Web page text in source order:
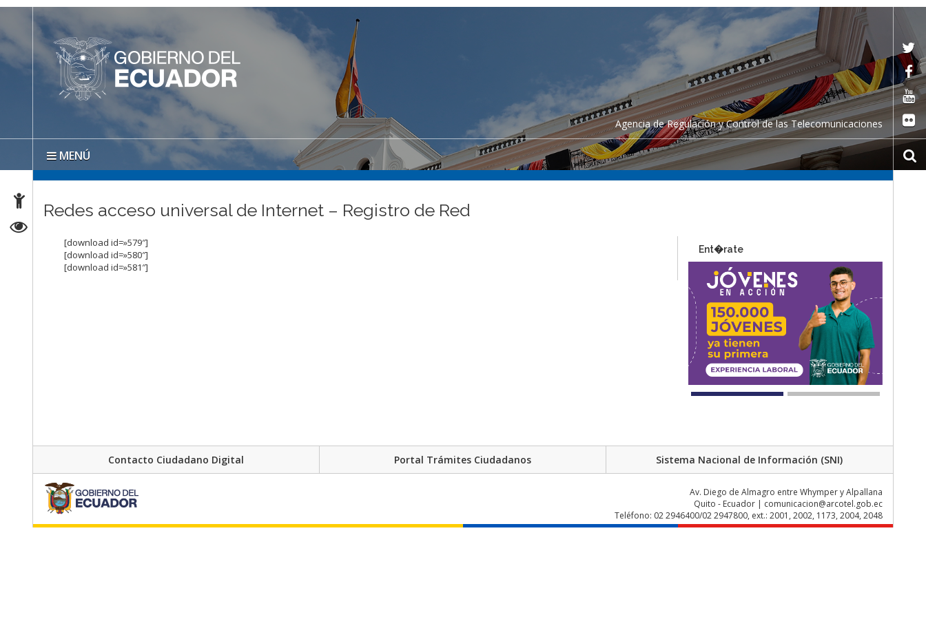
Agencia de Regulación y Control de las Telecomunicaciones
MENÚ
Redes acceso universal de Internet – Registro de Red
[download id=»579″]
[download id=»580″]
[download id=»581″]
Ent�rate
Contacto Ciudadano Digital Portal Trámites Ciudadanos Sistema Nacional de Información (SNI)
Av. Diego de Almagro entre Whymper y Alpallana
Quito - Ecuador | comunicacion@arcotel.gob.ec
Teléfono: 02 2946400/02 2947800, ext.: 2001, 2002, 1173, 2004, 2048